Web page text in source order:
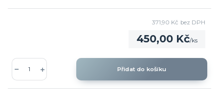
450,00 Kč/ks
371,90 Kč bez DPH
Přidat do košíku